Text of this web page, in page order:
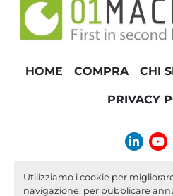
Utilizziamo i cookie per
navigazione, per pubblicare
HOME COMPRA CHI
PRIVACY